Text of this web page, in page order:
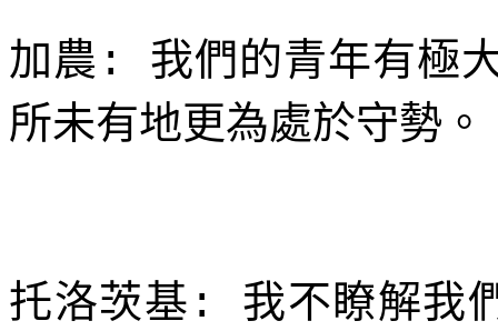
加農 : 我們的青年有極
所未有地更為處於守勢。
托洛茨基 : 我不瞭解我